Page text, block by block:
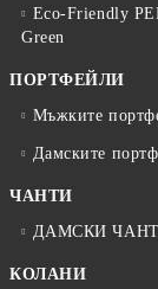
Eco-Friendly
Green
ПОРТФЕЙЛИ
Мъжките
Дамските
ЧАНТИ
ДАМСКИ
КОЛАНИ